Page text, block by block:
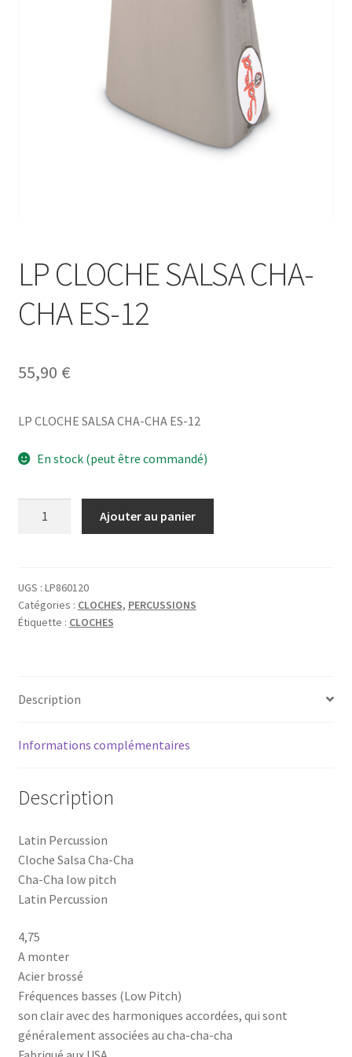
LP CLOCHE SALSA CHA-
CHA ES-12
55,90 €
LP CLOCHE SALSA CHA-CHA ES-12
En stock (peut être commandé)
SALSA
CHA-
CHA
Ajouter au panier
UGS : LP860120
Catégories : CLOCHES, PERCUSSIONS
Étiquette : CLOCHES
Description
Informations complémentaires
Description
Latin Percussion
Cloche Salsa Cha-Cha
Cha-Cha low pitch
Latin Percussion
4,75
A monter
Acier brossé
Fréquences basses (Low Pitch)
son clair avec des harmoniques accordées, qui sont
généralement associées au cha-cha-cha